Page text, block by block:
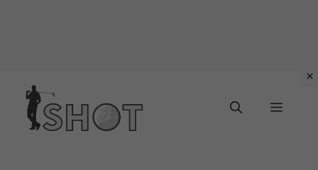
contenuto
Menu